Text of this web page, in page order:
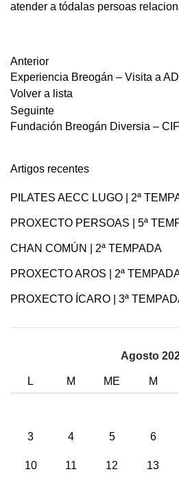
atender a tódalas persoas
Anterior
Experiencia Breogán – Visita a
Volver a lista
Seguinte
Fundación Breogán Diversia –
Artigos recentes
PILATES AECC LUGO | 2ª
PROXECTO PERSOAS | 5ª
CHAN COMÚN | 2ª TEMPADA
PROXECTO AROS | 2ª
PROXECTO ÍCARO | 3ª
Agosto
L M ME M
3 4 5 6
10 11 12 13